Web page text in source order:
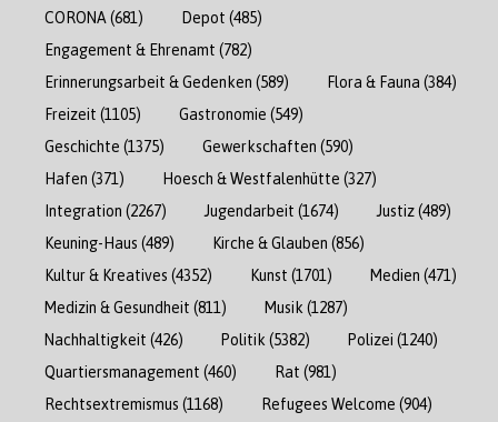
CORONA (681) Depot (485)
Engagement & Ehrenamt (782)
Erinnerungsarbeit & Gedenken (589) Flora & Fauna (384)
Freizeit (1105) Gastronomie (549)
Geschichte (1375) Gewerkschaften (590)
Hafen (371) Hoesch & Westfalenhütte (327)
Integration (2267) Jugendarbeit (1674) Justiz(489)
Keuning-Haus (489) Kirche & Glauben (856)
Kultur & Kreatives (4352) Kunst (1701) Medien (471)
Medizin & Gesundheit (811) Musik (1287)
Nachhaltigkeit (426) Politik (5382) Polizei (1240)
Quartiersmanagement (460) Rat (981)
Rechtsextremismus (1168) Refugees Welcome (904)